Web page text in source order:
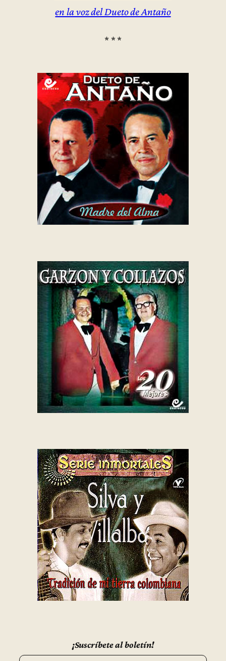
en la voz del Dueto de Antaño
* * *
¡Suscríbete al boletín!